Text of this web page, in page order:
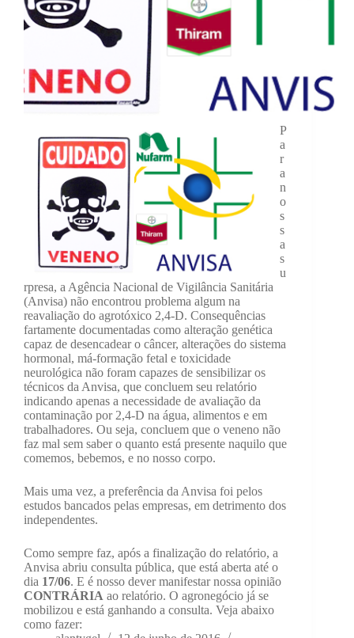
P
a
r
a
n
o
s
s
a
s
u
rpresa, a Agência Nacional de Vigilância Sanitária
(Anvisa) não encontrou problema algum na
reavaliação do agrotóxico 2,4-D. Consequências
fartamente documentadas como alteração genética
capaz de desencadear o câncer, alterações do sistema
hormonal, má-formação fetal e toxicidade
neurológica não foram capazes de sensibilizar os
técnicos da Anvisa, que concluem seu relatório
indicando apenas a necessidade de avaliação da
contaminação por 2,4-D na água, alimentos e em
trabalhadores. Ou seja, concluem que o veneno não
faz mal sem saber o quanto está presente naquilo que
comemos, bebemos, e no nosso corpo.
Mais uma vez, a preferência da Anvisa foi pelos
estudos bancados pelas empresas, em detrimento dos
independentes.
Como sempre faz, após a finalização do relatório, a
Anvisa abriu consulta pública, que está aberta até o
dia 17/06. E é nosso dever manifestar nossa opinião
CONTRÁRIA ao relatório. O agronegócio já se
mobilizou e está ganhando a consulta. Veja abaixo
como fazer: